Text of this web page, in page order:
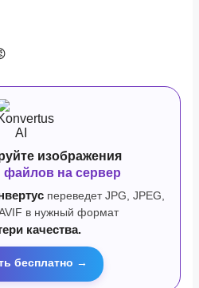
изображения
файлов на сервер
переведет JPG, JPEG,
в нужный формат
качества.
бесплатно →